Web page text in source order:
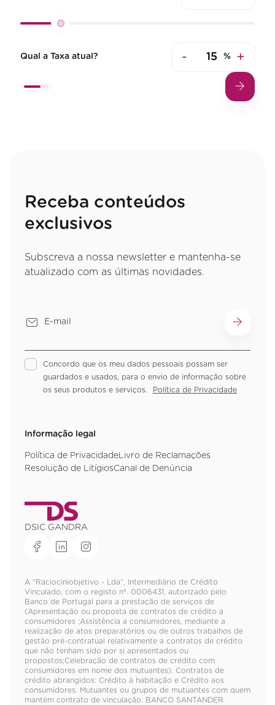
Qual a Taxa atual? - % +
Receba conteúdos
exclusivos
Subscreva a nossa newsletter e mantenha-se
atualizado com as últimas novidades.
Concordo que os meu dados pessoais possam ser
guardados e usados, para o envio de informação sobre
os seus produtos e serviços.
Política de Privacidade
Informação legal
Política de Privacidade Livro de Reclamações
Resolução de LitígiosCanal de Denúncia
DSIC GANDRA
A “Raciocíniobjetivo - Lda”, Intermediário de Crédito
Vinculado, com o registo nº. 0006431, autorizado pelo
Banco de Portugal para a prestação de serviços de
(Apresentação ou proposta de contratos de crédito a
consumidores ;Assistência a consumidores, mediante a
realização de atos preparatórios ou de outros trabalhos de
gestão pré-contratual relativamente a contratos de crédito
que não tenham sido por si apresentados ou
propostos;Celebração de contratos de crédito com
consumidores em nome dos mutuantes). Contratos de
crédito abrangidos: Crédito à habitação e Crédito aos
consumidores. Mutuantes ou grupos de mutuantes com quem
mantém contrato de vinculação: BANCO SANTANDER